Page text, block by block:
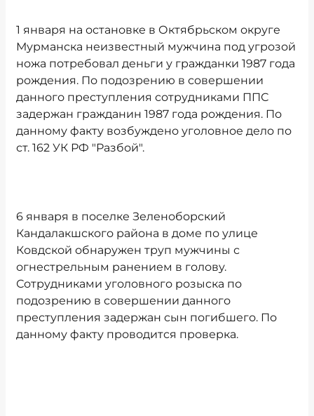
1 января на остановке в Октябрьском округе
Мурманска неизвестный мужчина под угрозой
ножа потребовал деньги у гражданки 1987 года
рождения. По подозрению в совершении
данного преступления сотрудниками ППС
задержан гражданин 1987 года рождения. По
данному факту возбуждено уголовное дело по
ст. 162 УК РФ "Разбой".
6 января в поселке Зеленоборский
Кандалакшского района в доме по улице
Ковдской обнаружен труп мужчины с
огнестрельным ранением в голову.
Сотрудниками уголовного розыска по
подозрению в совершении данного
преступления задержан сын погибшего. По
данному факту проводится проверка.